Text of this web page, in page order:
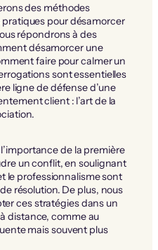
des méthodes
pour désamorcer
répondrons à des
désamorcer une
faire pour calmer un
sont essentielles
ligne de défense d’une
client : l’art de la
de la première
un conflit, en soulignant
le professionnalisme sont
résolution. De plus, nous
ces stratégies dans un
distance, comme au
mais souvent plus